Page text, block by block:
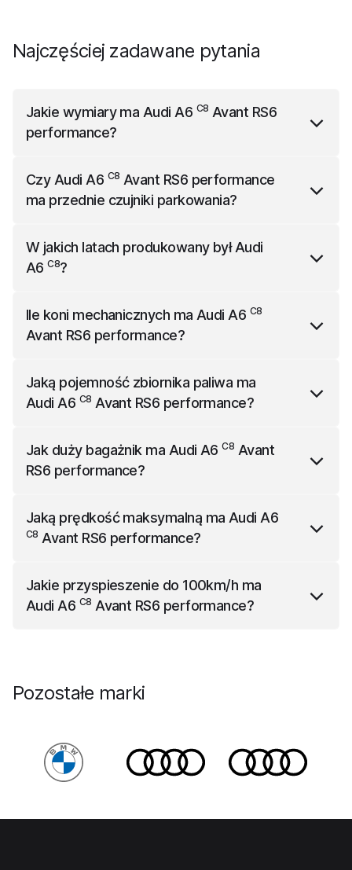
Najczęściej zadawane pytania
Jakie wymiary ma Audi A6 C8 Avant RS6
performance?
długości, 2120 mm szerokości (z lusterkami) i 1460
mm wysokości.
Czy Audi A6 C8 Avant RS6 performance
ma przednie czujniki parkowania?
przednie czujniki parkowania.
W jakich latach produkowany byłAudi
A6C8?
do 2025 roku.
Ile koni mechanicznych ma Audi A6 C8
Avant RS6 performance?
mechanicznych.
Jaką pojemność zbiornika paliwa ma
Audi A6 C8 Avant RS6 performance?
pojemności 73 l.
Jak duży bagażnik ma Audi A6C8 Avant
RS6 performance?
pojemności 548 l.
Jaką prędkość maksymalną ma Audi A6
C8 Avant RS6 performance?
maksymalną 280 km/h.
Jakie przyspieszenie do 100km/h ma
Audi A6 C8 Avant RS6 performance?
Pozostałe marki